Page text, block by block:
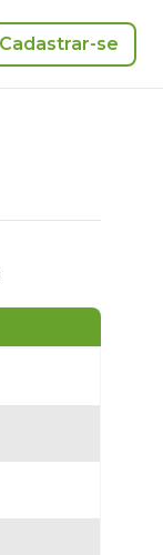
Cadastrar-se